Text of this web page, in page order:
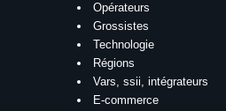
Opérateurs
Grossistes
Technologie
Régions
Vars, ssii, intégrateurs
E-commerce